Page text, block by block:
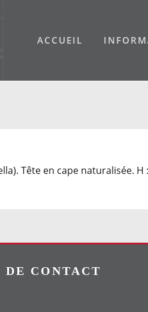
ACCUEIL
Tête en cape naturalisée. H
CONTACT